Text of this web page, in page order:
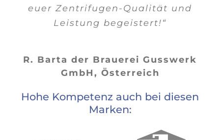
euer Zentrifugen-Qualität und
Leistung begeistert!“
R. Barta der Brauerei Gusswerk
GmbH, Österreich
Hohe Kompetenz auch bei diesen
Marken: